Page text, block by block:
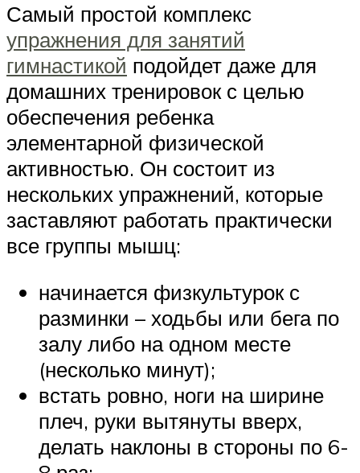
Самый простой комплекс
упражнения для занятий
гимнастикой подойдет даже для
домашних тренировок с целью
обеспечения ребенка
элементарной физической
активностью. Он состоит из
нескольких упражнений, которые
заставляют работать практически
все группы мышц:
начинается физкультурок с
разминки – ходьбы или бега по
залу либо на одном месте
(несколько минут);
встать ровно, ноги на ширине
плеч, руки вытянуты вверх,
делать наклоны в стороны по 6-